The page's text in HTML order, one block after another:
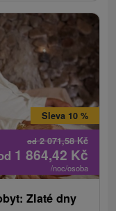
od2 071,58Kč
Sleva 10 %
1 864,42 Kč
/noc/osoba
Zlaté dny